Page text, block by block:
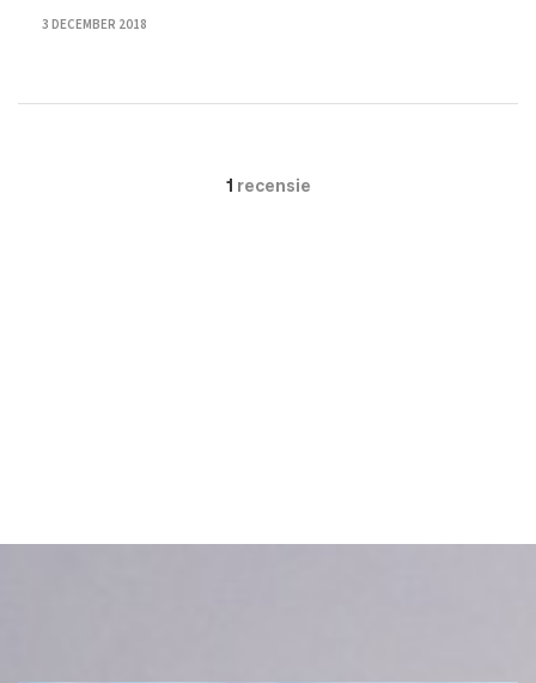
3 DECEMBER 2018
1 recensie